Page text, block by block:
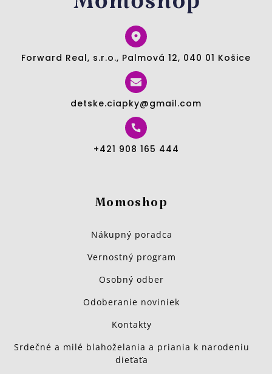
Forward Real, s.r.o., Palmová 12, 040 01 Košice
detske.ciapky@gmail.com
+421 908 165 444
Momoshop
Nákupný poradca
Vernostný program
Osobný odber
Odoberanie noviniek
Kontakty
Srdečné a milé blahoželania a priania k narodeniu
dieťaťa